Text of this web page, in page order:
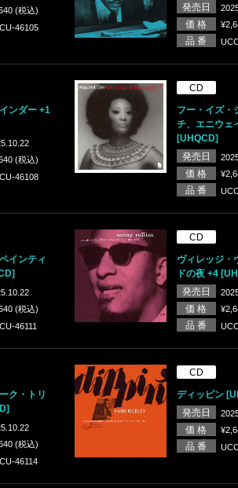
(税込)
46105
発売日
価 格
品 番
ンダー +1
(税込)
46108
CD
フー・イズ・
チ、エニウェ
[UHQCD]
発売日
価 格
品 番
インティ
(税込)
46111
CD
ヴィレッジ・
ドの夜 +4
発売日
価 格
品 番
ク・トリ
(税込)
46114
CD
ディッピン
発売日
価 格
品 番